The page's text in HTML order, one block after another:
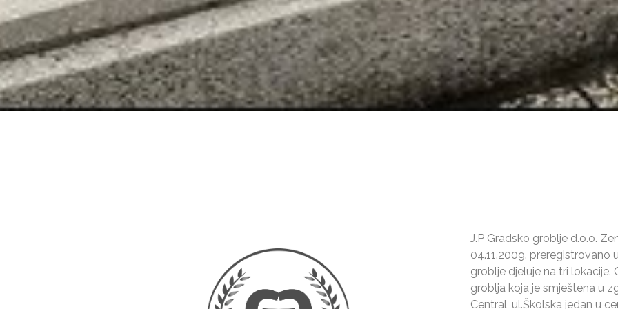
J.P Gradsko groblje d.o.o.
04.11.2009. preregistrovano
groblje djeluje na tri lokacije.
groblja koja je smještena u
Central, ul.Školska jedan u